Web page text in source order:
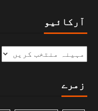
آرکائیو
زمرے